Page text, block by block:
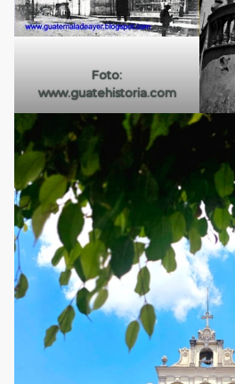
Foto:
www.guatehistoria.com